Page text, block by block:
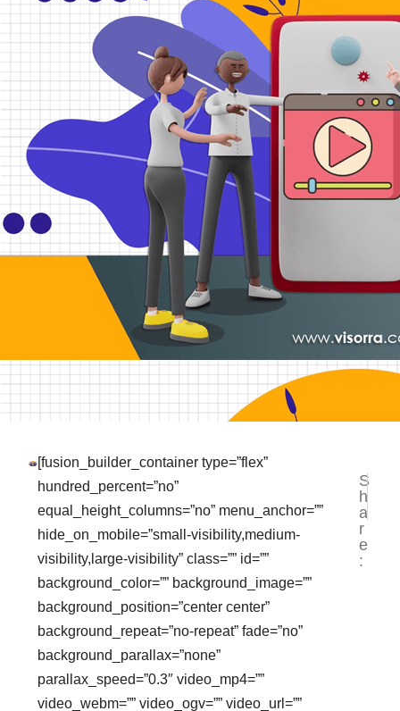
[fusion_builder_container type=”flex”
hundred_percent=”no”
equal_height_columns=”no” menu_anchor=””
hide_on_mobile=”small-visibility,medium-
visibility,large-visibility” class=”” id=””
background_color=”” background_image=””
background_position=”center center”
background_repeat=”no-repeat” fade=”no”
background_parallax=”none”
parallax_speed=”0.3″ video_mp4=””
video_webm=”” video_ogv=”” video_url=””
S
h
a
r
e
:
NEXT
Jasa